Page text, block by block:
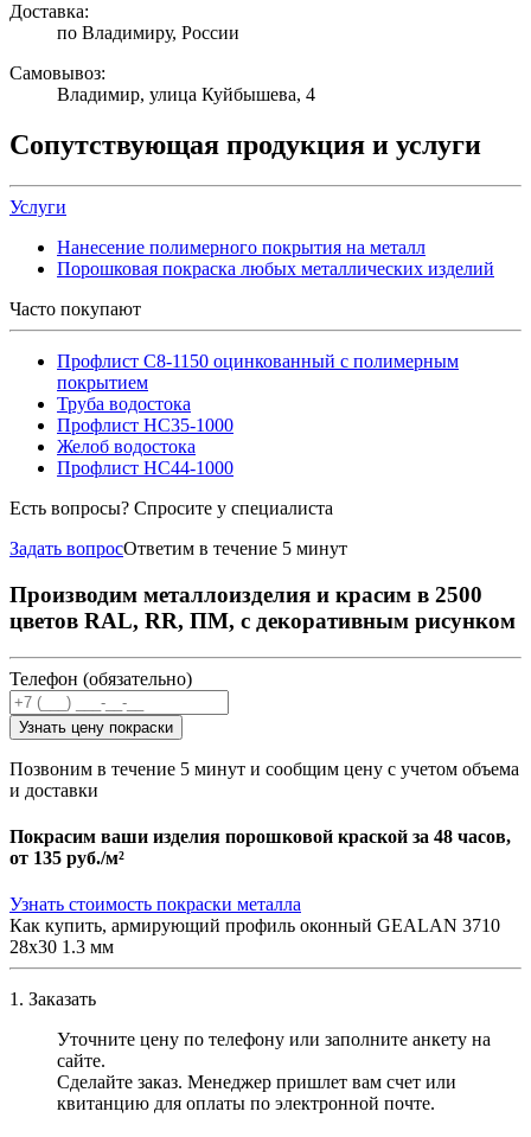
Доставка:
по Владимиру, России
Самовывоз:
Владимир, улица Куйбышева, 4
Сопутствующая продукция и услуги
Услуги
Нанесение полимерного покрытия на металл
Порошковая покраска любых металлических изделий
Часто покупают
Профлист С8-1150 оцинкованный с полимерным
покрытием
Труба водостока
Профлист НС35-1000
Желоб водостока
Профлист НС44-1000
Есть вопросы? Спросите у специалиста
Задать вопросОтветим в течение 5 минут
Производим металлоизделия и красим в 2500
цветов RAL, RR, ПМ, с декоративным рисунком
Телефон (обязательно)
Узнать цену покраски
Позвоним в течение 5 минут и сообщим цену с учетом объема
и доставки
Покрасим ваши изделия порошковой краской за 48 часов,
от 135 руб./м²
Узнать стоимость покраски металла
Как купить, армирующий профиль оконный GEALAN 3710
28х30 1.3 мм
1. Заказать
Уточните цену по телефону или заполните анкету на
сайте.
Сделайте заказ. Менеджер пришлет вам счет или
квитанцию для оплаты по электронной почте.